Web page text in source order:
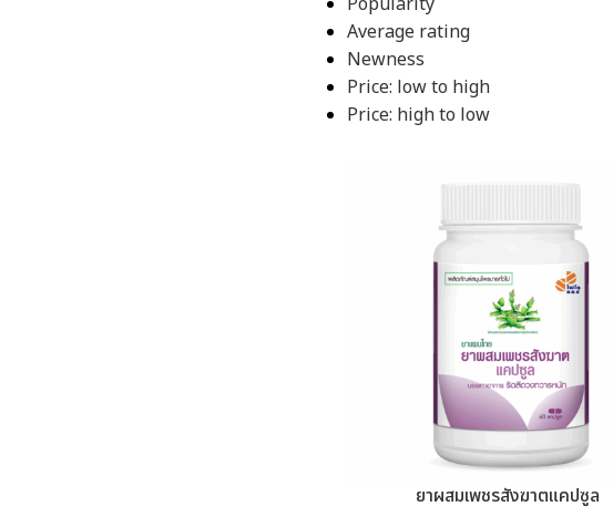
Average rating
Newness
Price: low to high
Price: high to low
ยาผสมเพชรสังฆาตแคปซูล